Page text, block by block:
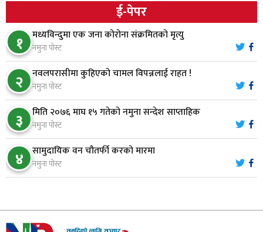
७ नारायणघाट–बुटवल सडकमा ‘क्यानोपी ब्रिज’ निर्माण
८
मौलाकालिकाको १८८२ खुड्किला : आस्था र आरोग्यको‘
‘सर्ट हाइकिङ’
९ वन उद्यममा जोडिँदै नवलपुरका महिला
१० नारायणघाट–बुटवल सडकः पूर्वी खण्डमा कालोपत्रे सम्पन्न
ई-पेपर
१ मध्यविन्दुमा एक जना कोरोना संक्रमितको मृत्यु
नमुना पोस्ट
२ नवलपरासीमा कुहिएको चामल विपन्नलाई राहत !
नमुना पोस्ट
३ मिति २०७६ माघ १५ गतेको नमुना सन्देश साप्ताहिक
नमुना पोस्ट
४ सामुदायिक वन चौतर्फी करको मारमा
नमुना पोस्ट